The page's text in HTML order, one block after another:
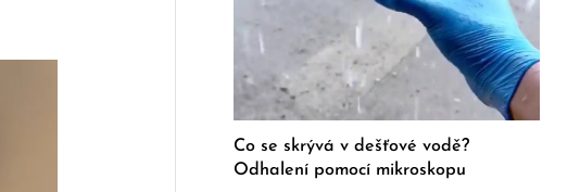
Co se skrývá v dešťové vodě?
Odhalení pomocí mikroskopu